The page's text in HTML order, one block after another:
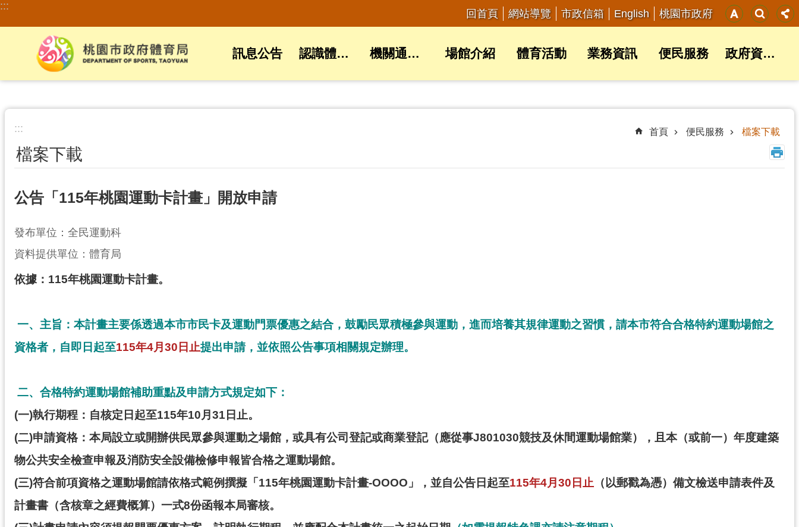
跳到主要內容區塊
:::
回首頁 網站導覽 市政信箱 English 桃園市政府
訊息公告 認識體育局 機關通訊錄 場館介紹 體育活動 業務資訊 便民服務 政府資訊公開
::: 首頁 便民服務 檔案下載
檔案下載
公告「115年桃園運動卡計畫」開放申請
發布單位：全民運動科
資料提供單位：體育局
依據：115年桃園運動卡計畫。
一、主旨：本計畫主要係透過本市市民卡及運動門票優惠之結合，鼓勵民眾積極參與運動，進而培養其規律運動之習慣，請本市符合合格特約運動場館之
資格者，自即日起至115年4月30日止提出申請，並依照公告事項相關規定辦理。
二、合格特約運動場館補助重點及申請方式規定如下：
(一)執行期程：自核定日起至115年10月31日止。
(二)申請資格：本局設立或開辦供民眾參與運動之場館，或具有公司登記或商業登記（應從事J801030競技及休間運動場館業），且本（或前一）年度建築
物公共安全檢查申報及消防安全設備檢修申報皆合格之運動場館。
(三)符合前項資格之運動場館請依格式範例撰擬「115年桃園運動卡計畫-OOOO」，並自公告日起至115年4月30日止 （以郵戳為憑）備文檢送申請表件及
計畫書（含核章之經費概算）一式8份函報本局審核。